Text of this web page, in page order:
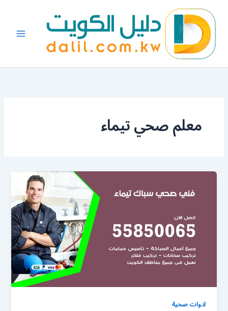
المحتوى
معلم صحي تيماء
ادوات صحية